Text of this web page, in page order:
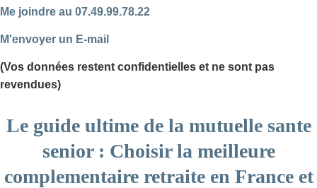
Me joindre au 07.49.99.78.22
M'envoyer un E-mail
(Vos données restent confidentielles et ne sont pas
revendues)
Le guide ultime de la mutuelle sante
senior : Choisir la meilleure
complementaire retraite en France et